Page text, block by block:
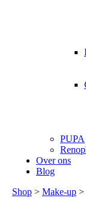
PUPA
Over ons
Blog
Shop > Make-up >